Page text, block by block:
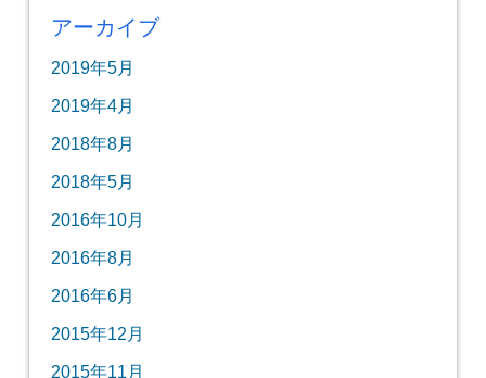
アーカイブ
2019年5月
2019年4月
2018年8月
2018年5月
2016年10月
2016年8月
2016年6月
2015年12月
2015年11月